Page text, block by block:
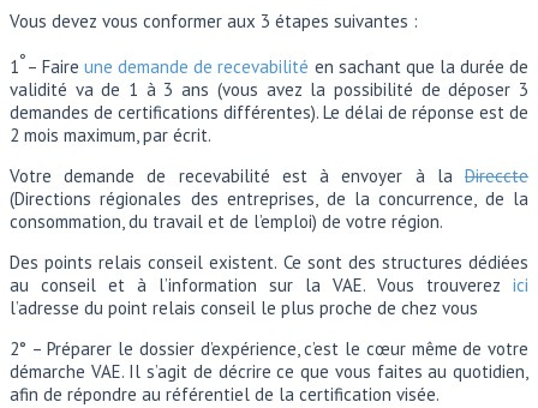
Vous devez vous conformer aux 3 étapes suivantes :
1°– Faireune demande de recevabilité en sachant que la durée de
validité va de 1 à 3 ans (vous avez la possibilité de déposer 3
demandes de certifications différentes). Le délai de réponse est de
2 mois maximum, par écrit.
Votre demande de recevabilité est à envoyer à la Direccte
(Directions régionales des entreprises, de la concurrence, de la
consommation, du travail et de l’emploi) de votre région.
Des points relais conseil existent. Ce sont des structures dédiées
au conseil et à l’information sur la VAE. Vous trouverez ici
l’adresse du point relais conseil le plus proche de chez vous
2° – Préparer le dossier d’expérience, c’est le cœur même de votre
démarche VAE. Il s’agit de décrire ce que vous faites au quotidien,
afin de répondre au référentiel de la certification visée.